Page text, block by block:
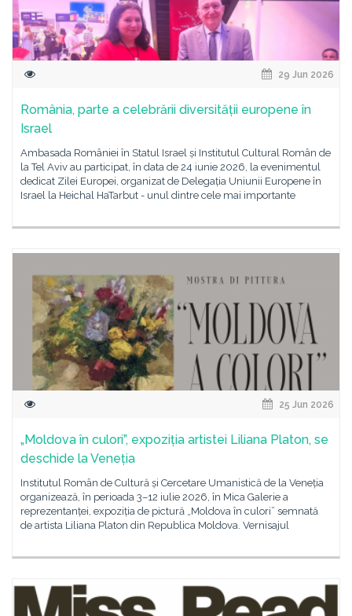
29 Jun 2026
România, parte a celebrării diversității europene în
Israel
Ambasada României în Statul Israel și Institutul Cultural Român de
la Tel Aviv au participat, în data de 24 iunie 2026, la evenimentul
dedicat Zilei Europei, organizat de Delegația Uniunii Europene în
Israel la Heichal HaTarbut - unul dintre cele mai importante
25 Jun 2026
„Moldova în culori”, expoziția artistei Liliana Platon, se
deschide la Veneția
Institutul Român de Cultură și Cercetare Umanistică de la Veneția
organizează, în perioada 3–12 iulie 2026, în Mica Galerie a
reprezentanței, expoziția de pictură „Moldova în culori” semnată
de artista Liliana Platon din Republica Moldova. Vernisajul